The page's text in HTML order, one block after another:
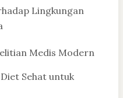
Lingkungan
Medis Modern
Sehat untuk